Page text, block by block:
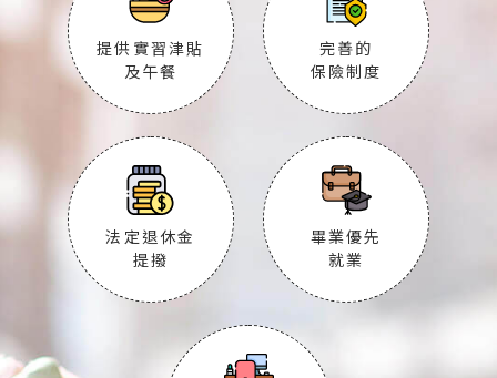
提供實習津貼
及午餐
完善的
保險制度
法定退休金
提撥
畢業優先
就業